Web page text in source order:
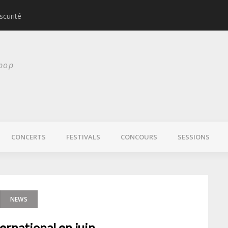
CONCERTS FESTIVALS CONCOURS SESSIONS
NEWS